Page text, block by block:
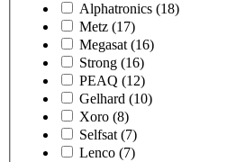
Alphatronics (18)
Metz (17)
Megasat (16)
Strong (16)
PEAQ (12)
Gelhard (10)
Xoro (8)
Selfsat (7)
Lenco (7)